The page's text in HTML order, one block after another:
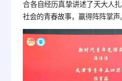
合各自经历真挚讲述了天大人
社会的青春故事，赢得阵阵掌声